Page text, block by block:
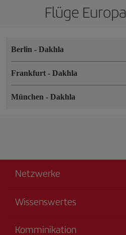
Flüge
Berlin - Dakhla
Frankfurt - Dakhla
München - Dakhla
Netzwerke
Wissenswertes
Komminikation